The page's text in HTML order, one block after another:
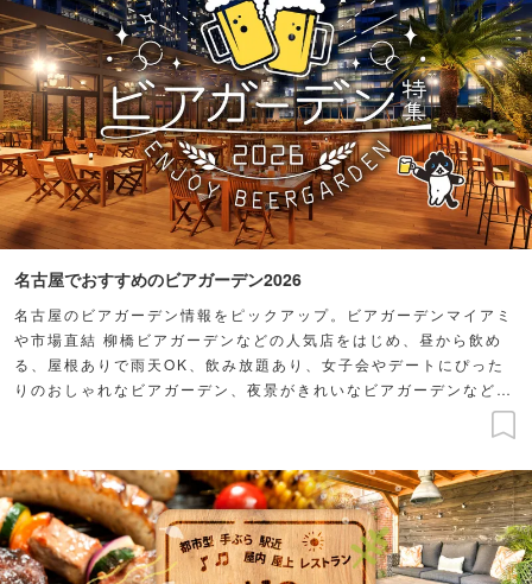
名古屋でおすすめのビアガーデン2026
名古屋のビアガーデン情報をピックアップ。ビアガーデンマイアミ
や市場直結 柳橋ビアガーデンなどの人気店をはじめ、昼から飲め
る、屋根ありで雨天OK、飲み放題あり、女子会やデートにぴった
りのおしゃれなビアガーデン、夜景がきれいなビアガーデンなどを